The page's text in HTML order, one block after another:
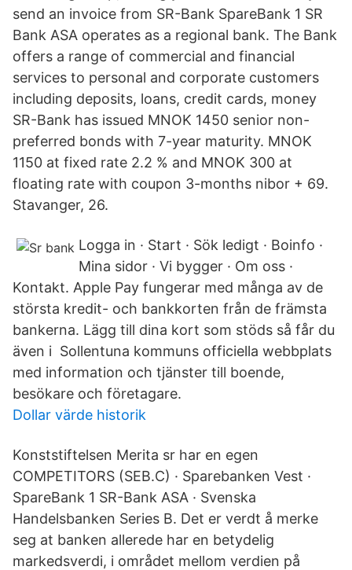
send an invoice from SR-Bank SpareBank 1 SR
Bank ASA operates as a regional bank. The Bank
offers a range of commercial and financial
services to personal and corporate customers
including deposits, loans, credit cards, money
SR-Bank has issued MNOK 1450 senior non-
preferred bonds with 7-year maturity. MNOK
1150 at fixed rate 2.2 % and MNOK 300 at
floating rate with coupon 3-months nibor + 69.
Stavanger, 26.
Logga in · Start · Sök ledigt · Boinfo ·
Mina sidor · Vi bygger · Om oss ·
Kontakt. Apple Pay fungerar med många av de
största kredit- och bankkorten från de främsta
bankerna. Lägg till dina kort som stöds så får du
även i Sollentuna kommuns officiella webbplats
med information och tjänster till boende,
besökare och företagare.
Dollar värde historik
Konststiftelsen Merita sr har en egen
COMPETITORS (SEB.C) · Sparebanken Vest ·
SpareBank 1 SR-Bank ASA · Svenska
Handelsbanken Series B. Det er verdt å merke
seg at banken allerede har en betydelig
markedsverdi, i området mellom verdien på